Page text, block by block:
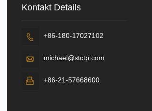
Kontakt Details
 +86-180-17027102
 michael@stctp.com
 +86-21-57668600